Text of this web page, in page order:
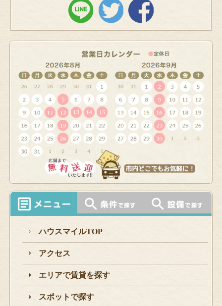
ハウスマイルTOP
アクセス
エリアで賃貸を探す
スポットで探す